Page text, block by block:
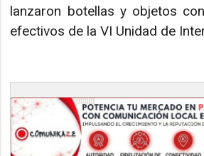
lanzaron botellas y objetos
efectivos de la VI Unidad de